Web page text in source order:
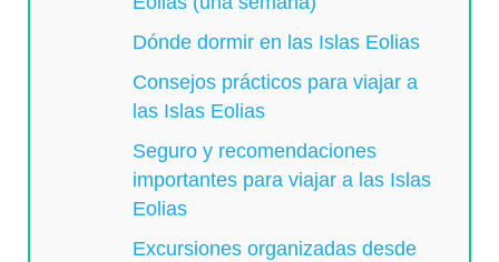
Dónde dormir en las Islas Eolias
Consejos prácticos para viajar a
las Islas Eolias
Seguro y recomendaciones
importantes para viajar a las Islas
Eolias
Excursiones organizadas desde